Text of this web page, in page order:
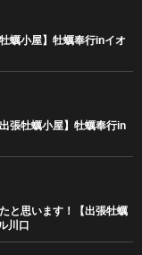
蠣小屋】牡蠣奉行inイオ
張牡蠣小屋】牡蠣奉行in
と思います！【出張牡蠣
川口